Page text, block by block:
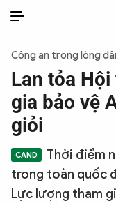
THỜI SỰ
CHỐNG DIỄN BIẾN HÒA
CÔNG AN TRONG
XÃ HỘI
Công an trong lòng
Lan tỏa
gia bảo vệ
giỏi
Thời điểm
trong toàn quốc
Lực lượng tham